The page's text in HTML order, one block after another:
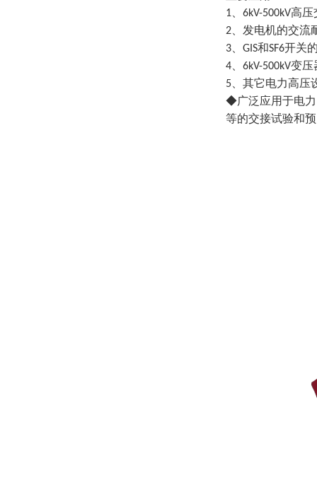
1 6kV-500kV高压
2 、发电机的交流
3 GIS和SF6开关
4 6kV-500kV变压
5 、其它电力高
◆广泛应用于电力
等的交接试验和